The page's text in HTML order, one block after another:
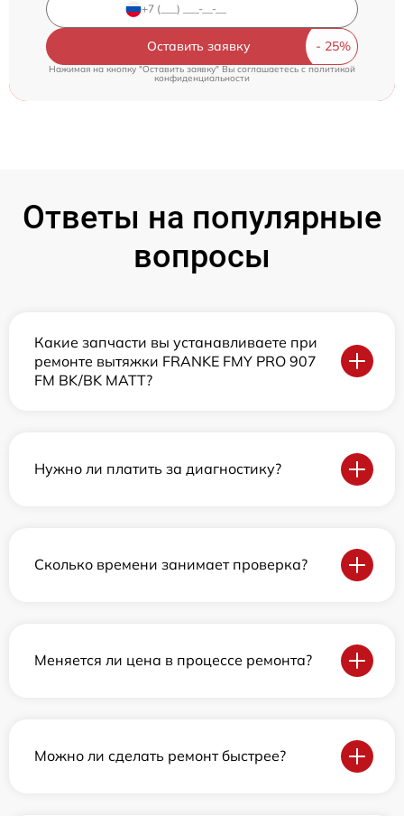
Оставить заявку
Нажимая на кнопку "Оставить заявку" Вы соглашаетесь cполитикой
конфиденциальности
Ответы на популярные
вопросы
Какие запчасти вы устанавливаете при
ремонте вытяжки FRANKE FMY PRO 907
FM BK/BK MATT?
Нужно ли платить за диагностику?
Сколько времени занимает проверка?
Меняется ли цена в процессе ремонта?
Можно ли сделать ремонт быстрее?